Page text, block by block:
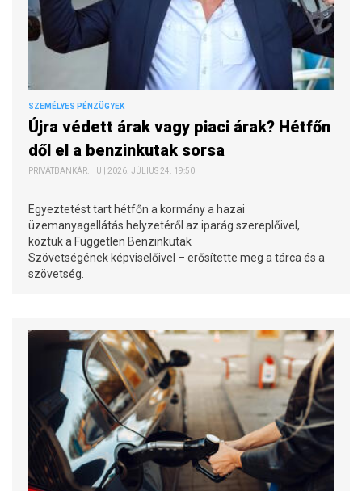
SZEMÉLYES PÉNZÜGYEK
Újra védett árak vagy piaci árak? Hétfőn
dől el a benzinkutak sorsa
PRIVÁTBANKÁR.HU | 2026. JÚLIUS 24. 19:50
Egyeztetést tart hétfőn a kormány a hazai
üzemanyagellátás helyzetéről az iparág szereplőivel,
köztük a Független Benzinkutak
Szövetségének képviselőivel – erősítette meg a tárca és a
szövetség.